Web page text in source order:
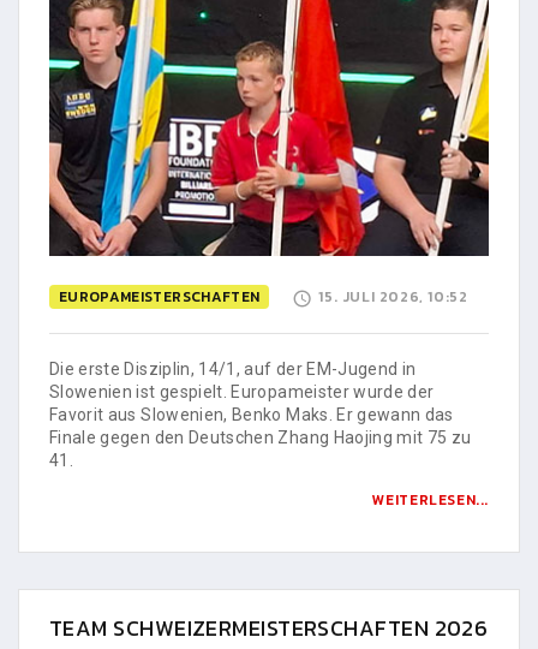
EUROPAMEISTERSCHAFTEN 15. JULI 2026, 10:52
Die erste Disziplin, 14/1, auf der EM-Jugend in
Slowenien ist gespielt. Europameister wurde der
Favorit aus Slowenien, Benko Maks. Er gewann das
Finale gegen den Deutschen Zhang Haojing mit 75 zu
41.
WEITERLESEN...
TEAM SCHWEIZERMEISTERSCHAFTEN 2026